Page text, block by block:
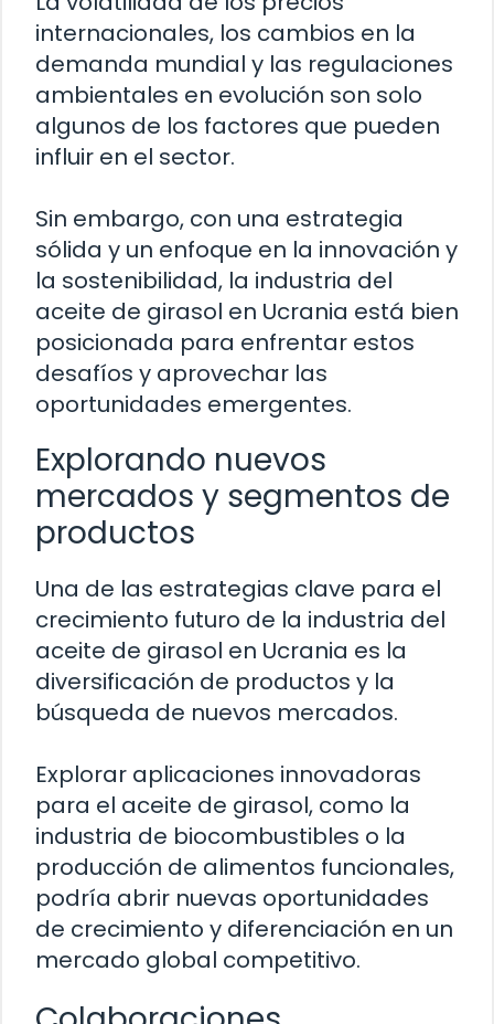
internacionales, los cambios en la
demanda mundial y las regulaciones
ambientales en evolución son solo
algunos de los factores que pueden
influir en el sector.
Sin embargo, con una estrategia
sólida y un enfoque en la innovación y
la sostenibilidad, la industria del
aceite de girasol en Ucrania está bien
posicionada para enfrentar estos
desafíos y aprovechar las
oportunidades emergentes.
Explorando nuevos
mercados y segmentos de
productos
Una de las estrategias clave para el
crecimiento futuro de la industria del
aceite de girasol en Ucrania es la
diversificación de productos y la
búsqueda de nuevos mercados.
Explorar aplicaciones innovadoras
para el aceite de girasol, como la
industria de biocombustibles o la
producción de alimentos funcionales,
podría abrir nuevas oportunidades
de crecimiento y diferenciación en un
mercado global competitivo.